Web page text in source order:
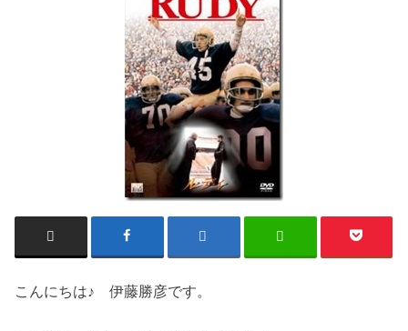
こんにちは♪ 伊藤勝彦です。